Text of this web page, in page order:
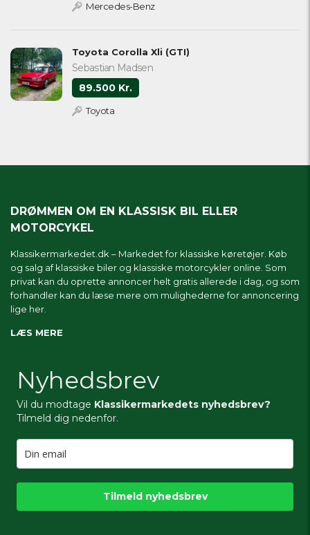
Mercedes-Benz
Toyota Corolla Xli (GTI)
Sebastian Madsen
89.500 Kr.
Toyota
DRØMMEN OM EN KLASSISK BIL ELLER
MOTORCYKEL
Klassikermarkedet.dk – Markedet for klassiske køretøjer. Køb
og salg af klassiske biler og klassiske motorcykler online. Som
privat kan du oprette annoncer helt gratis allerede i dag, og som
forhandler kan du læse mere om mulighederne for annoncering
lige her.
LÆS MERE
Nyhedsbrev
Vil du modtage Klassikermarkedets nyhedsbrev?
Tilmeld dig nedenfor.
Tilmeld nyhedsbrev